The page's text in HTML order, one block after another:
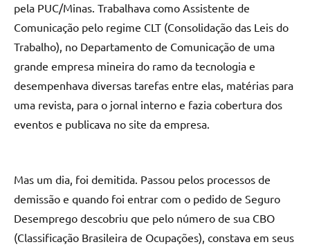
pela PUC/Minas. Trabalhava como Assistente de
Comunicação pelo regime CLT (Consolidação das Leis do
Trabalho), no Departamento de Comunicação de uma
grande empresa mineira do ramo da tecnologia e
desempenhava diversas tarefas entre elas, matérias para
uma revista, para o jornal interno e fazia cobertura dos
eventos e publicava no site da empresa.
Mas um dia, foi demitida. Passou pelos processos de
demissão e quando foi entrar com o pedido de Seguro
Desemprego descobriu que pelo número de sua CBO
(Classificação Brasileira de Ocupações), constava em seus